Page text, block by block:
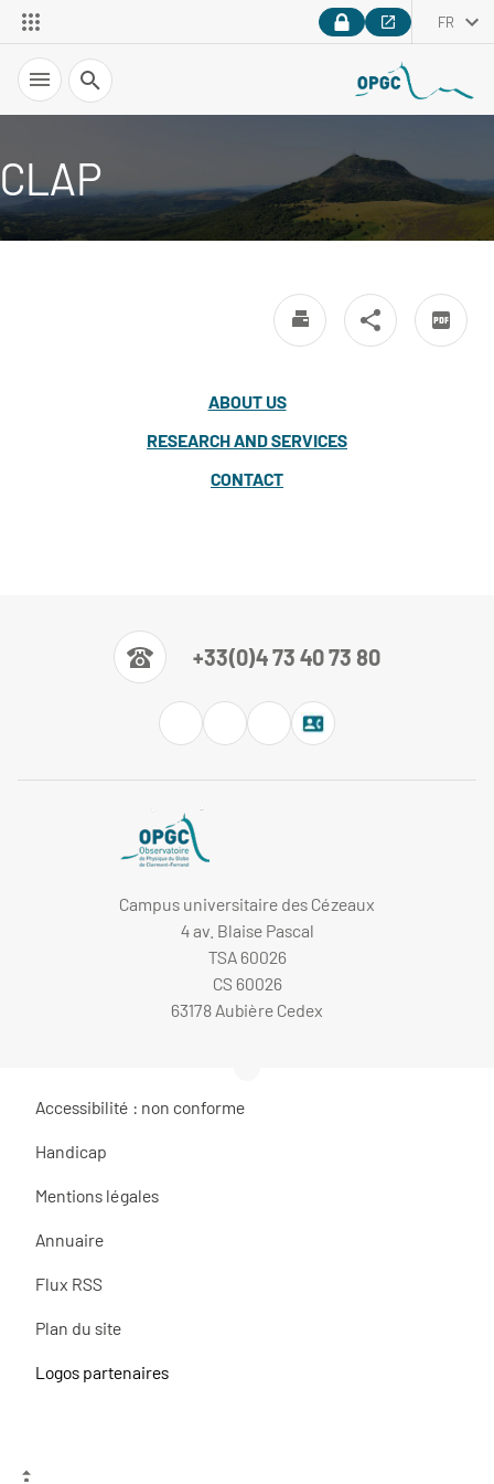
FR
Recherche
CLAP
ABOUT US
RESEARCH AND SERVICES
CONTACT
+33(0)4 73 40 73 80
Campus universitaire des Cézeaux
4 av. Blaise Pascal
TSA 60026
CS 60026
63178 Aubière Cedex
Accessibilité : non conforme
Handicap
Mentions légales
Annuaire
Flux RSS
Plan du site
Logos partenaires